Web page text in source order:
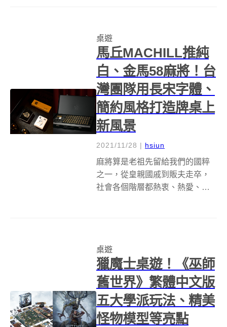
也要從小建立！臺灣吧Taiwan
Bar的兒...
桌遊
馬丘MACHILL推純
白、金馬58麻將！台
灣團隊用長宋字體、
簡約風格打造牌桌上
新風景
2021/11/28 | hsiun
麻將算是老祖先留給我們的國粹
之一，從皇親國戚到販夫走卒，
社會各個階層都熱衷、熱愛、熱
情，推出以極簡設計為主的新麻
將馬...
桌遊
獵魔士桌遊！《巫師
舊世界》繁體中文版
五大學派玩法、精美
怪物模型等亮點